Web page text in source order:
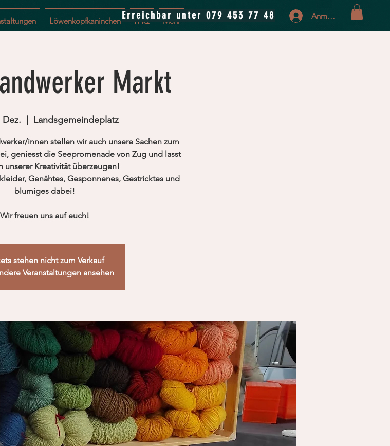
Löwenkopfkaninchen FAQ Mehr
Erreichbar unter 079 453 77 48 Anmelden
Markt
Dez. Landsgemeindeplatz
innen stellen wir auch unsere Sachen zum
geniesst die Seepromenade von Zug und lasst
unserer Kreativität überzeugen!
Genähtes, Gesponnenes, Gestricktes und
blumiges dabei!
stehen nicht zum Verkauf
Veranstaltungen ansehen